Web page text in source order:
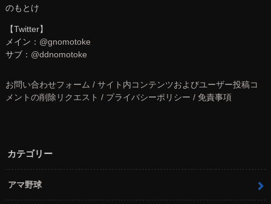
のもとけ
【Twitter】
メイン： @gnomotoke
サブ： @ddnomotoke
お問い合わせフォーム / サイト内コンテンツおよびユーザー投稿コ
メントの削除リクエスト / プライバシーポリシー / 免責事項
カテゴリー
アマ野球